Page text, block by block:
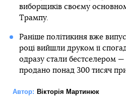
виборщиків своєму
Трампу.
Раніше політикиня вже
році вийшли друком її
одразу стали бестселером
продано понад 300 тисяч
Автор: Вікторія Мартинюк